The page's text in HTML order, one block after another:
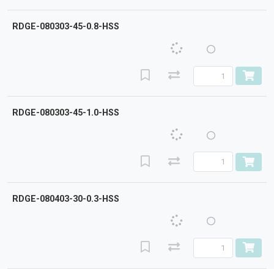
RDGE-080303-45-0.8-HSS
RDGE-080303-45-1.0-HSS
RDGE-080403-30-0.3-HSS